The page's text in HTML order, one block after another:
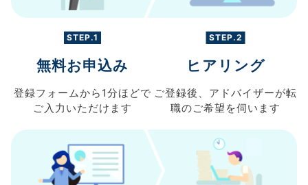
STEP.1
無料お申込み
登録フォームから 1分ほどで
ご入力 いただけます
STEP.2
ヒアリング
ご登録後、 アドバイザーが転
職のご希望を伺います